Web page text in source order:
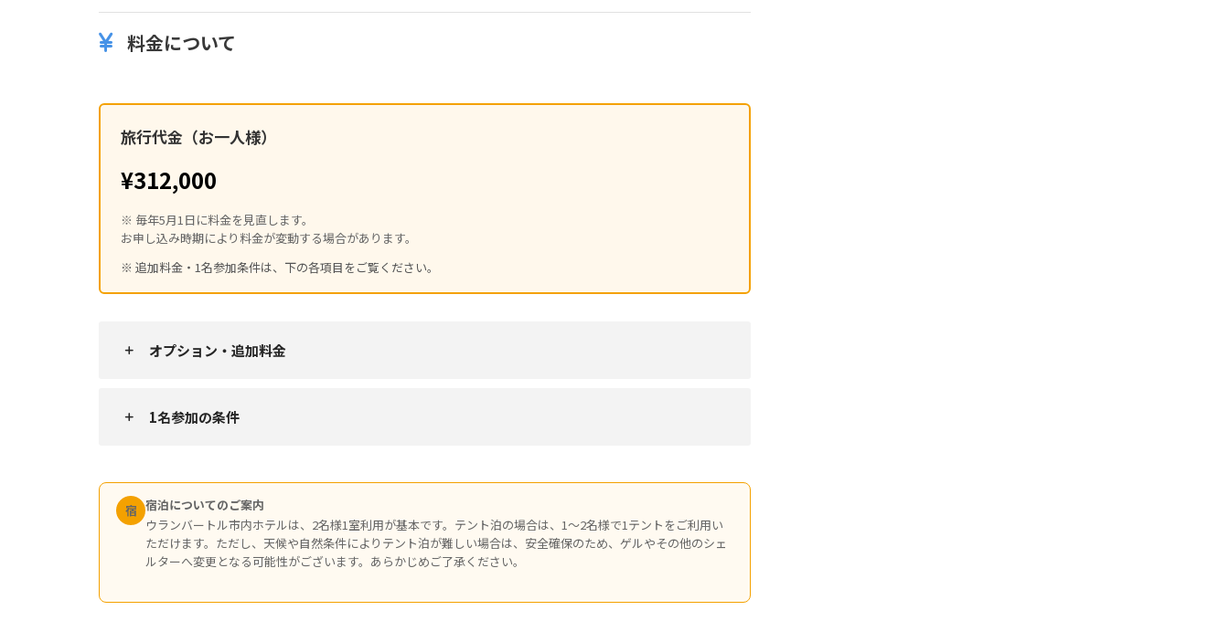
料金について
旅行代金（お一人様）
¥312,000
※ 毎年5月1日に料金を見直します。
お申し込み時期により料金が変動する場合があります。
※ 追加料金・1名参加条件は、下の各項目をご覧ください。
オプション・追加料金
1名参加の条件
宿 宿泊についてのご案内
ウランバートル市内ホテルは、2名様1室利用が基本です。テント泊の場合は、1〜2名様で1テントをご利用い
ただけます。ただし、天候や自然条件によりテント泊が難しい場合は、安全確保のため、ゲルやその他のシェ
ルターへ変更となる可能性がございます。あらかじめご了承ください。